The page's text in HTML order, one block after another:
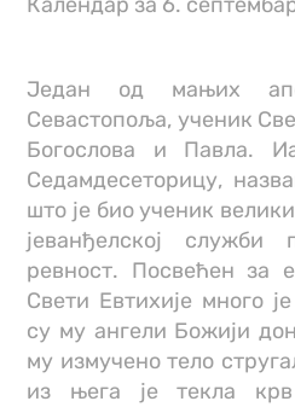
Један од мањих
Севастопоља, ученик
Богослова и Павла.
Седамдесеторицу,
што је био ученик
јеванђелској служби
ревност. Посвећен за
Свети Евтихије много
су му ангели Божији
му измучено тело
из њега је текла крв